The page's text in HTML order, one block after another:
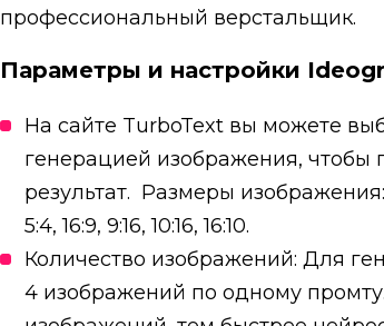
профессиональный верстальщик.
Параметры и настройки
На сайте TurboText вы можете
генерацией изображения, чтобы
результат. Размеры изображения:
5:4, 16:9, 9:16, 10:16, 16:10.
Количество изображений: Для
4 изображений по одному